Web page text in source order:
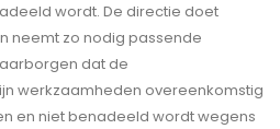
wordt. De directie doet
neemt zo nodig passende
dat de
werkzaamheden overeenkomstig
en niet benadeeld wordt wegens